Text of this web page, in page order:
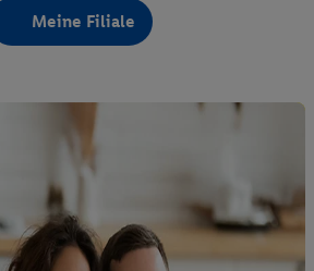
Meine Filiale